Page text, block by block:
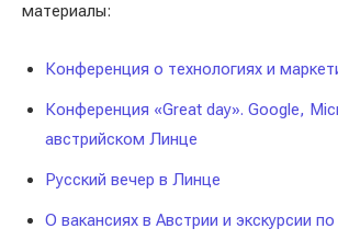
материалы:
Конференция о технологиях и
Конференция «Great day». Google,
австрийском Линце
Русский вечер в Линце
О вакансиях в Австрии и экскурсии